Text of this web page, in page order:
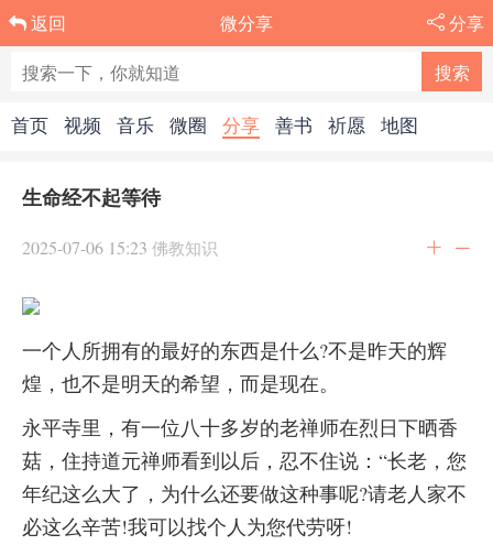
返回 微分享 分享
首页 视频 音乐 微圈 分享 善书 祈愿 地图
生命经不起等待
2025-07-06 15:23 佛教知识
一个人所拥有的最好的东西是什么?不是昨天的辉
煌，也不是明天的希望，而是现在。
永平寺里，有一位八十多岁的老禅师在烈日下晒香
菇，住持道元禅师看到以后，忍不住说：“长老，您
年纪这么大了，为什么还要做这种事呢?请老人家不
必这么辛苦!我可以找个人为您代劳呀!